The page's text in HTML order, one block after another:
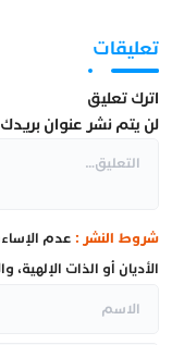
تعليقات
اترك تعليق
لن يتم نشر عنوان بريدك
شروط النشر : عدم
الأديان أو الذات